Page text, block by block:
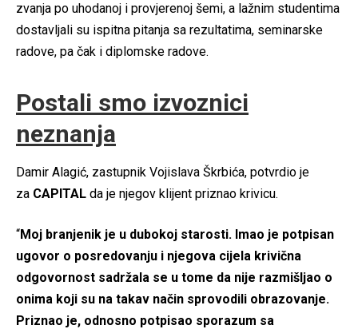
zvanja po uhodanoj i provjerenoj šemi, a lažnim studentima
dostavljali su ispitna pitanja sa rezultatima, seminarske
radove, pa čak i diplomske radove.
Postali smo izvoznici
neznanja
Damir Alagić, zastupnik Vojislava Škrbića, potvrdio je
za CAPITAL da je njegov klijent priznao krivicu.
“Moj branjenik je u dubokoj starosti. Imao je potpisan
ugovor o posredovanju i njegova cijela krivična
odgovornost sadržala se u tome da nije razmišljao o
onima koji su na takav način sprovodili obrazovanje.
Priznao je, odnosno potpisao sporazum sa